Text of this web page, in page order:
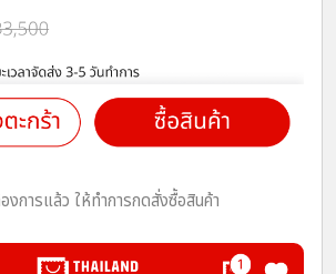
งการแล้ว ให้ทำการกดสั่งซื้อสินค้า